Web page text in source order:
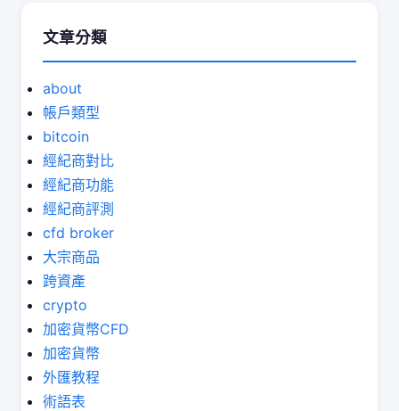
文章分類
about
帳戶類型
bitcoin
經紀商對比
經紀商功能
經紀商評測
cfd broker
大宗商品
跨資產
crypto
加密貨幣CFD
加密貨幣
外匯教程
術語表